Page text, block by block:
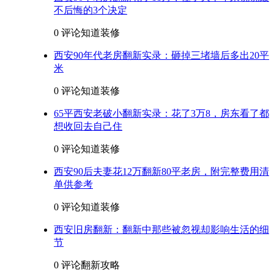
不后悔的3个决定
0 评论知道装修
西安90年代老房翻新实录：砸掉三堵墙后多出20平
米
0 评论知道装修
65平西安老破小翻新实录：花了3万8，房东看了都
想收回去自己住
0 评论知道装修
西安90后夫妻花12万翻新80平老房，附完整费用清
单供参考
0 评论知道装修
西安旧房翻新：翻新中那些被忽视却影响生活的细
节
0 评论翻新攻略